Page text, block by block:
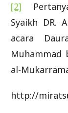
[2]
Syaikh DR.
acara
Muhammad
al-
http://